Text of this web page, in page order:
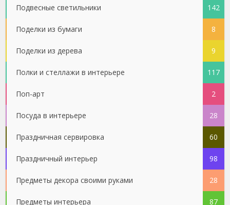
Подвесные светильники 142
Поделки из бумаги 8
Поделки из дерева 9
Полки и стеллажи в интерьере 117
Поп-арт 2
Посуда в интерьере 28
Праздничная сервировка 60
Праздничный интерьер 98
Предметы декора своими руками 28
Предметы интерьера 87